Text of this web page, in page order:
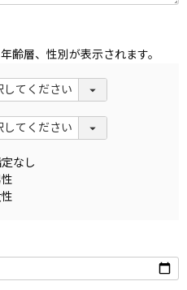
齢層、性別が表示されます。
なし